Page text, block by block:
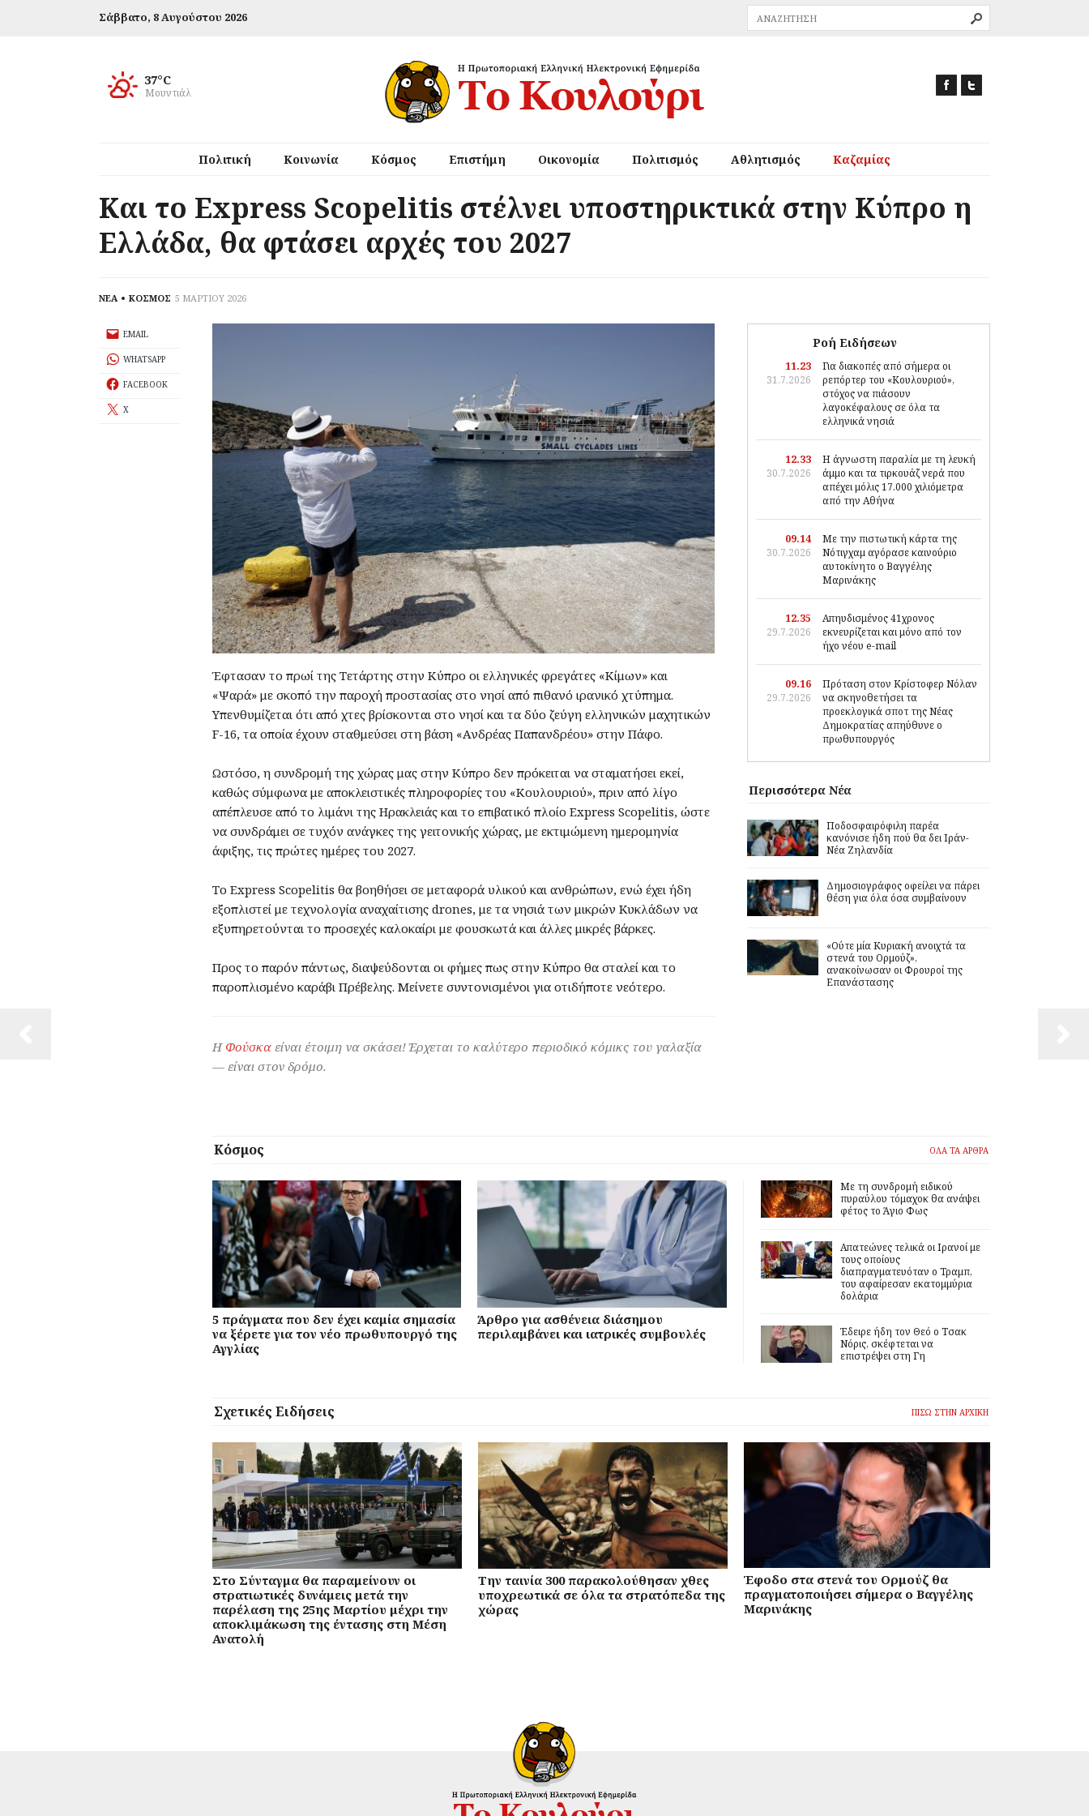
Μουντιάλ
37°C
Σάββατο, 8 Αυγούστου 2026
Πολιτική Κοινωνία Κόσμος Επιστήμη Οικονομία Πολιτισμός Αθλητισμός Καζαμίας
Και το Express Scopelitis στέλνει υποστηρικτικά στην Κύπρο η
Ελλάδα, θα φτάσει αρχές του 2027
ΝΕΑ ΚΟΣΜΟΣ 5 ΜΑΡΤΙΟΥ 2026
Έφτασαν το πρωί της Τετάρτης στην Κύπρο οι ελληνικές φρεγάτες «Κίμων» και
«Ψαρά» με σκοπό την παροχή προστασίας στο νησί από πιθανό ιρανικό χτύπημα.
Υπενθυμίζεται ότι από χτες βρίσκονται στο νησί και τα δύο ζεύγη ελληνικών μαχητικών
F-16, τα οποία έχουν σταθμεύσει στη βάση «Ανδρέας Παπανδρέου» στην Πάφο.
Ωστόσο, η συνδρομή της χώρας μας στην Κύπρο δεν πρόκειται να σταματήσει εκεί,
καθώς σύμφωνα με αποκλειστικές πληροφορίες του «Κουλουριού», πριν από λίγο
απέπλευσε από το λιμάνι της Ηρακλειάς και το επιβατικό πλοίο Express Scopelitis, ώστε
να συνδράμει σε τυχόν ανάγκες της γειτονικής χώρας, με εκτιμώμενη ημερομηνία
άφιξης, τις πρώτες ημέρες του 2027.
Το Express Scopelitis θα βοηθήσει σε μεταφορά υλικού και ανθρώπων, ενώ έχει ήδη
εξοπλιστεί με τεχνολογία αναχαίτισης drones, με τα νησιά των μικρών Κυκλάδων να
εξυπηρετούνται το προσεχές καλοκαίρι με φουσκωτά και άλλες μικρές βάρκες.
Προς το παρόν πάντως, διαψεύδονται οι φήμες πως στην Κύπρο θα σταλεί και το
παροπλισμένο καράβι Πρέβελης. Μείνετε συντονισμένοι για οτιδήποτε νεότερο.
Η Φούσκα είναι έτοιμη να σκάσει! Έρχεται το καλύτερο περιοδικό κόμικς του γαλαξία
— είναι στον δρόμο.
EMAIL
WHATSAPP
FACEBOOK
X
Ροή Ειδήσεων
11.23
31.7.2026
Για διακοπές από σήμερα οι
ρεπόρτερ του «Κουλουριού»,
στόχος να πιάσουν
λαγοκέφαλους σε όλα τα
ελληνικά νησιά
12.33
30.7.2026
Η άγνωστη παραλία με τη λευκή
άμμο και τα τιρκουάζ νερά που
απέχει μόλις 17.000 χιλιόμετρα
από την Αθήνα
09.14
30.7.2026
Με την πιστωτική κάρτα της
Νότιγχαμ αγόρασε καινούριο
αυτοκίνητο ο Βαγγέλης
Μαρινάκης
12.35
29.7.2026
Απηυδισμένος 41χρονος
εκνευρίζεται και μόνο από τον
ήχο νέου e-mail
09.16
29.7.2026
Πρόταση στον Κρίστοφερ Νόλαν
να σκηνοθετήσει τα
προεκλογικά σποτ της Νέας
Δημοκρατίας απηύθυνε ο
πρωθυπουργός
Περισσότερα Νέα
Ποδοσφαιρόφιλη παρέα
κανόνισε ήδη πού θα δει Ιράν-
Νέα Ζηλανδία
Δημοσιογράφος οφείλει να πάρει
θέση για όλα όσα συμβαίνουν
«Ούτε μία Κυριακή ανοιχτά τα
στενά του Ορμούζ»,
ανακοίνωσαν οι Φρουροί της
Επανάστασης
Κόσμος ΟΛΑ ΤΑ ΑΡΘΡΑ
5 πράγματα που δεν έχει καμία σημασία
να ξέρετε για τον νέο πρωθυπουργό της
Αγγλίας
Άρθρο για ασθένεια διάσημου
περιλαμβάνει και ιατρικές συμβουλές
Με τη συνδρομή ειδικού
πυραύλου τόμαχοκ θα ανάψει
φέτος το Άγιο Φως
Απατεώνες τελικά οι Ιρανοί με
τους οποίους
διαπραγματευόταν ο Τραμπ,
του αφαίρεσαν εκατομμύρια
δολάρια
Έδειρε ήδη τον Θεό ο Τσακ
Νόρις, σκέφτεται να
επιστρέψει στη Γη
Σχετικές Ειδήσεις ΠΙΣΩ ΣΤΗΝ ΑΡΧΙΚΗ
Στο Σύνταγμα θα παραμείνουν οι
στρατιωτικές δυνάμεις μετά την
παρέλαση της 25ης Μαρτίου μέχρι την
αποκλιμάκωση της έντασης στη Μέση
Ανατολή
Την ταινία 300 παρακολούθησαν χθες
υποχρεωτικά σε όλα τα στρατόπεδα της
χώρας
Έφοδο στα στενά του Ορμούζ θα
πραγματοποιήσει σήμερα ο Βαγγέλης
Μαρινάκης